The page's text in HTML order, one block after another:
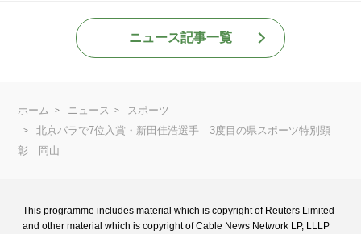
ニュース記事一覧
ホーム ニュース
スポーツ
北京パラで7位入賞・新田佳浩選手 3度目の県スポーツ特別顕
彰 岡山
This programme includes material which is copyright of Reuters Limited
and other material which is copyright of Cable News Network LP, LLLP